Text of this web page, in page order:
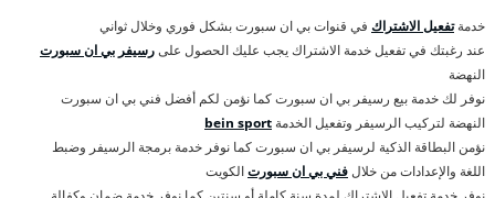
خدمةتفعيل الاشتراك في قنوات بي ان سبورت بشكل فوري وخلال ثواني
عند رغبتك في تفعيل خدمة الاشتراك يجب عليك الحصول علىرسيفر بي ان سبورت
النهضة
نوفر لك خدمة بيع رسيفر بي ان سبورت كما نؤمن لكم أفضل فني بي ان سبورت
النهضة لتركيب الرسيفر وتفعيل الخدمة bein sport
نؤمن البطاقة الذكية لرسيفر بي ان سبورت كما نوفر خدمة برمجة الرسيفر وضبط
اللغة والإعدادات من خلالفني بي ان سبورتالكويت